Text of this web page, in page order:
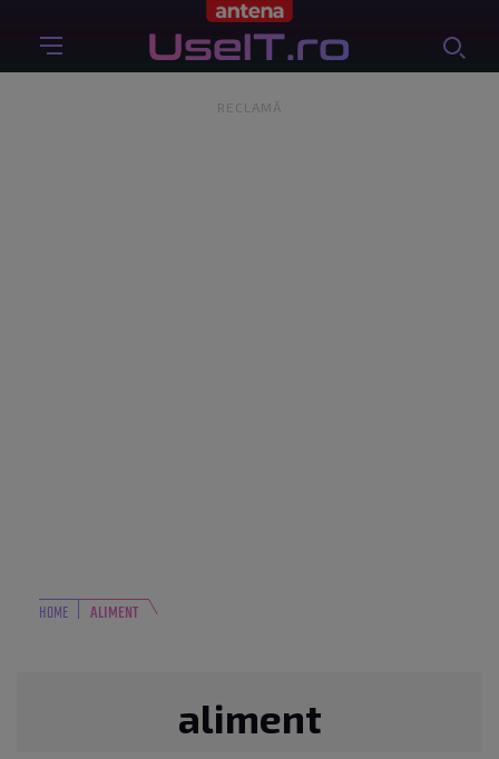
RECLAMĂ
HOME ALIMENT
aliment